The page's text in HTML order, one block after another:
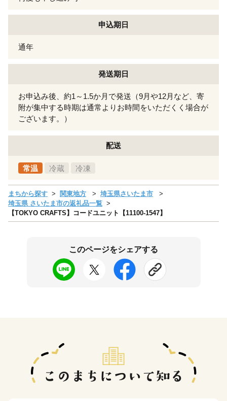
申込期日
通年
発送期日
お申込み後、約1～1.5か月で発送（9月や12月など、寄
附が集中する時期は通常よりお時間をいただくく場合が
ございます。）
配送
常温 冷蔵 冷凍
まちから探す 関東地方
埼玉県さいたま市
埼玉県 さいたま市の返礼品一覧
【TOKYO CRAFTS】コードユニット【11100-1547】
このページをシェアする